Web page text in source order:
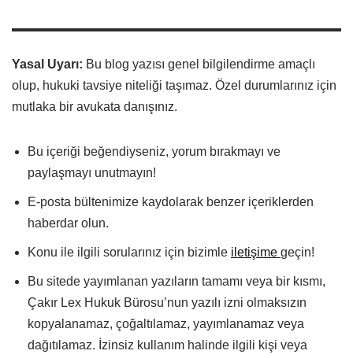
Yasal Uyarı: Bu blog yazısı genel bilgilendirme amaçlı
olup, hukuki tavsiye niteliği taşımaz. Özel durumlarınız için
mutlaka bir avukata danışınız.
Bu içeriği beğendiyseniz, yorum bırakmayı ve
paylaşmayı unutmayın!
E-posta bültenimize kaydolarak benzer içeriklerden
haberdar olun.
Konu ile ilgili sorularınız için bizimle iletişime geçin!
Bu sitede yayımlanan yazıların tamamı veya bir kısmı,
Çakır Lex Hukuk Bürosu’nun yazılı izni olmaksızın
kopyalanamaz, çoğaltılamaz, yayımlanamaz veya
dağıtılamaz. İzinsiz kullanım halinde ilgili kişi veya